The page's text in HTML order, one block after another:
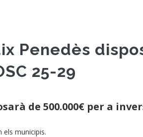
Penedès
25-29
de 500.000€ per a
els municipis.